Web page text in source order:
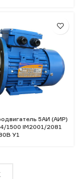
5АИ (АИР)
1500 IM2001/2081
У1